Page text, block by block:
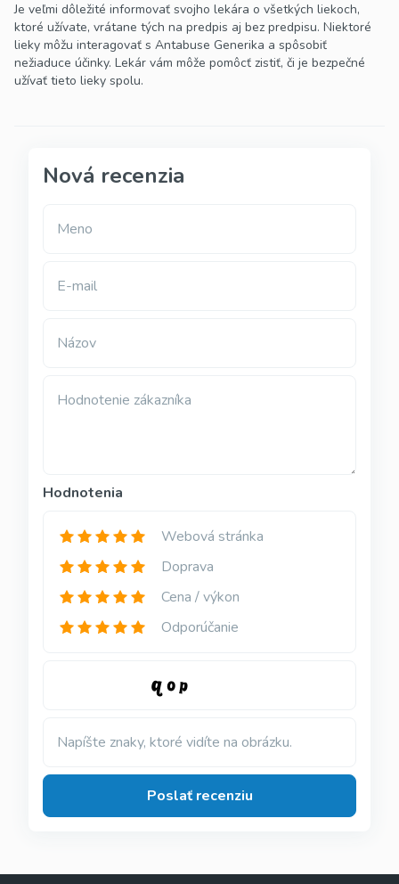
Je veľmi dôležité informovať svojho lekára o všetkých liekoch,
ktoré užívate, vrátane tých na predpis aj bez predpisu. Niektoré
lieky môžu interagovať s Antabuse Generika a spôsobiť
nežiaduce účinky. Lekár vám môže pomôcť zistiť, či je bezpečné
užívať tieto lieky spolu.
Nová recenzia
Meno
E-mail
Názov
Hodnotenie zákazníka
Hodnotenia
Webová stránka
Doprava
Cena / výkon
Odporúčanie
Napíšte znaky, ktoré vidíte na obrázku.
Poslať recenziu